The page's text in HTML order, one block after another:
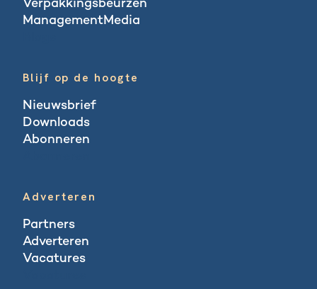
Verpakkingsbeurzen
ManagementMedia
Blijf op de hoogte
Nieuwsbrief
Downloads
Abonneren
Adverteren
Partners
Adverteren
Vacatures